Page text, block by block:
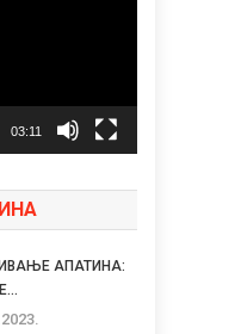
03:11
АПАТИНА: